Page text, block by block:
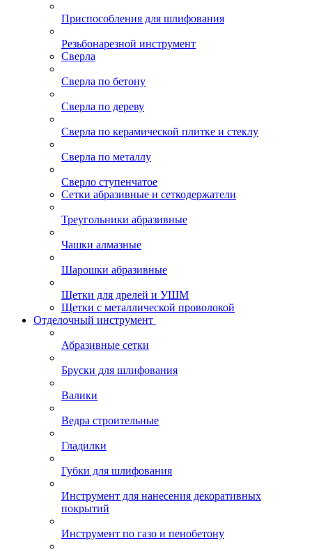
Приспособления для шлифования
Резьбонарезной инструмент
Сверла
Сверла по бетону
Сверла по дереву
Сверла по керамической плитке и стеклу
Сверла по металлу
Сверло ступенчатое
Сетки абразивные и сеткодержатели
Треугольники абразивные
Чашки алмазные
Шарошки абразивные
Щетки для дрелей и УШМ
Щетки с металлической проволокой
Отделочный инструмент
Абразивные сетки
Бруски для шлифования
Валики
Ведра строительные
Гладилки
Губки для шлифования
Инструмент для нанесения декоративных
покрытий
Инструмент по газо и пенобетону